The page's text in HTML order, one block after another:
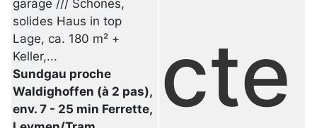
garage /// Schönes,
solides Haus in top
Lage, ca. 180 m² +
Keller,...
Sundgau proche
Waldighoffen (à 2 pas),
env. 7 - 25 min Ferrette,
cte